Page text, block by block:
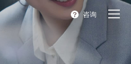
咨询